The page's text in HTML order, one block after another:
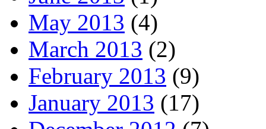
May 2013 (4)
March 2013 (2)
February 2013 (9)
January 2013 (17)